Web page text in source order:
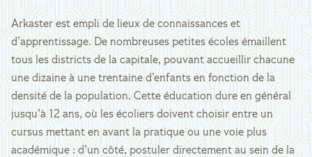
Arkaster est empli de lieux de connaissances et
d’apprentissage. De nombreuses petites écoles émaillent
tous les districts de la capitale, pouvant accueillir chacune
une dizaine à une trentaine d’enfants en fonction de la
densité de la population. Cette éducation dure en général
jusqu’à 12 ans, où les écoliers doivent choisir entre un
cursus mettant en avant la pratique ou une voie plus
académique : d’un côté, postuler directement au sein de la